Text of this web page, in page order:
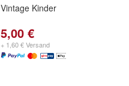
Vintage Kinder
5,00 €
+ 1,60 € Versand